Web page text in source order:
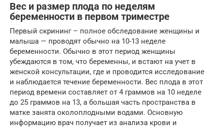
Вес и размер плода по неделям
беременности в первом триместре
Первый скрининг – полное обследование женщины и
малыша — проводят обычно на 10-13 неделе
беременности. Обычно в этот период женщины
убеждаются в том, что беременны, и встают на учет в
женской консультации, где и проводится исследование
и наблюдается течение беременности. Вес плода в этот
период времени составляет от 4 граммов на 10 неделе
до 25 граммов на 13, а большая часть пространства в
матке занята околоплодными водами. Основную
информацию врач получает из анализа крови и